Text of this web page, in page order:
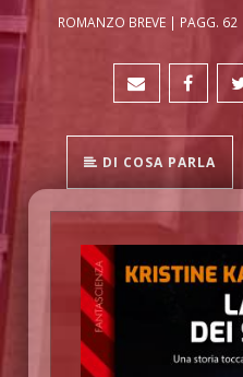
ROMANZO BREVE | PAGG.
DI COSA PARLA